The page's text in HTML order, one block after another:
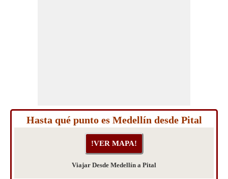
Hasta qué punto es Medellín desde Pital
Viajar Desde Medellín a Pital